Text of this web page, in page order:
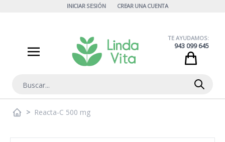
INICIAR SESIÓN CREAR UNA CUENTA
Buscar
TE AYUDAMOS:
943 099 645
> Reacta-C 500 mg